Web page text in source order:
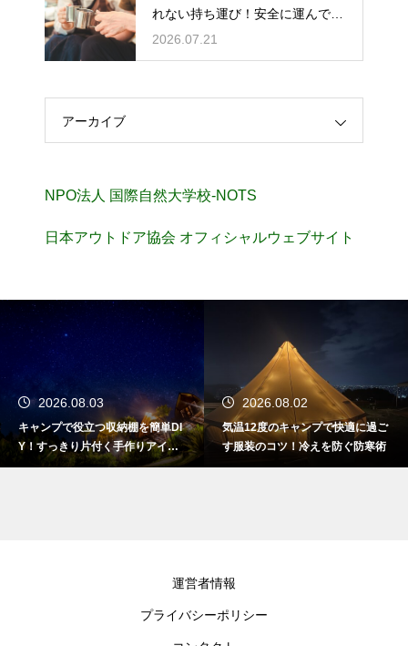
れない持ち運び！安全に運んで美
味しく調理
2026.07.21
アーカイブ
NPO法人 国際自然大学校-NOTS
日本アウトドア協会 オフィシャルウェブサイト
2026.08.03
キャンプで役立つ収納棚を簡単DI
Y！すっきり片付く手作りアイデ
ア
2026.08.02
気温12度のキャンプで快適に過ご
す服装のコツ！冷えを防ぐ防寒術
運営者情報
プライバシーポリシー